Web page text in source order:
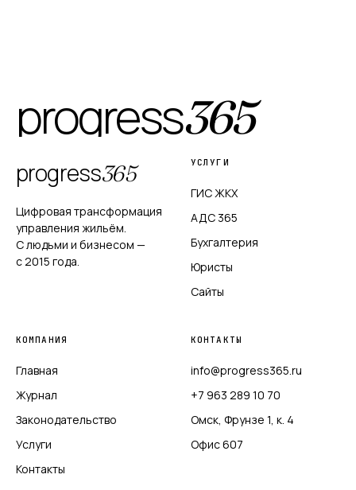
progress365
progress365
Цифровая трансформация
управления жильём.
С людьми и бизнесом —
с 2015 года.
УСЛУГИ
ГИС ЖКХ
АДС 365
Бухгалтерия
Юристы
Сайты
КОМПАНИЯ
Главная
Журнал
Законодательство
Услуги
Контакты
КОНТАКТЫ
info@progress365.ru
+7 963 289 10 70
Омск, Фрунзе 1, к. 4
Офис 607